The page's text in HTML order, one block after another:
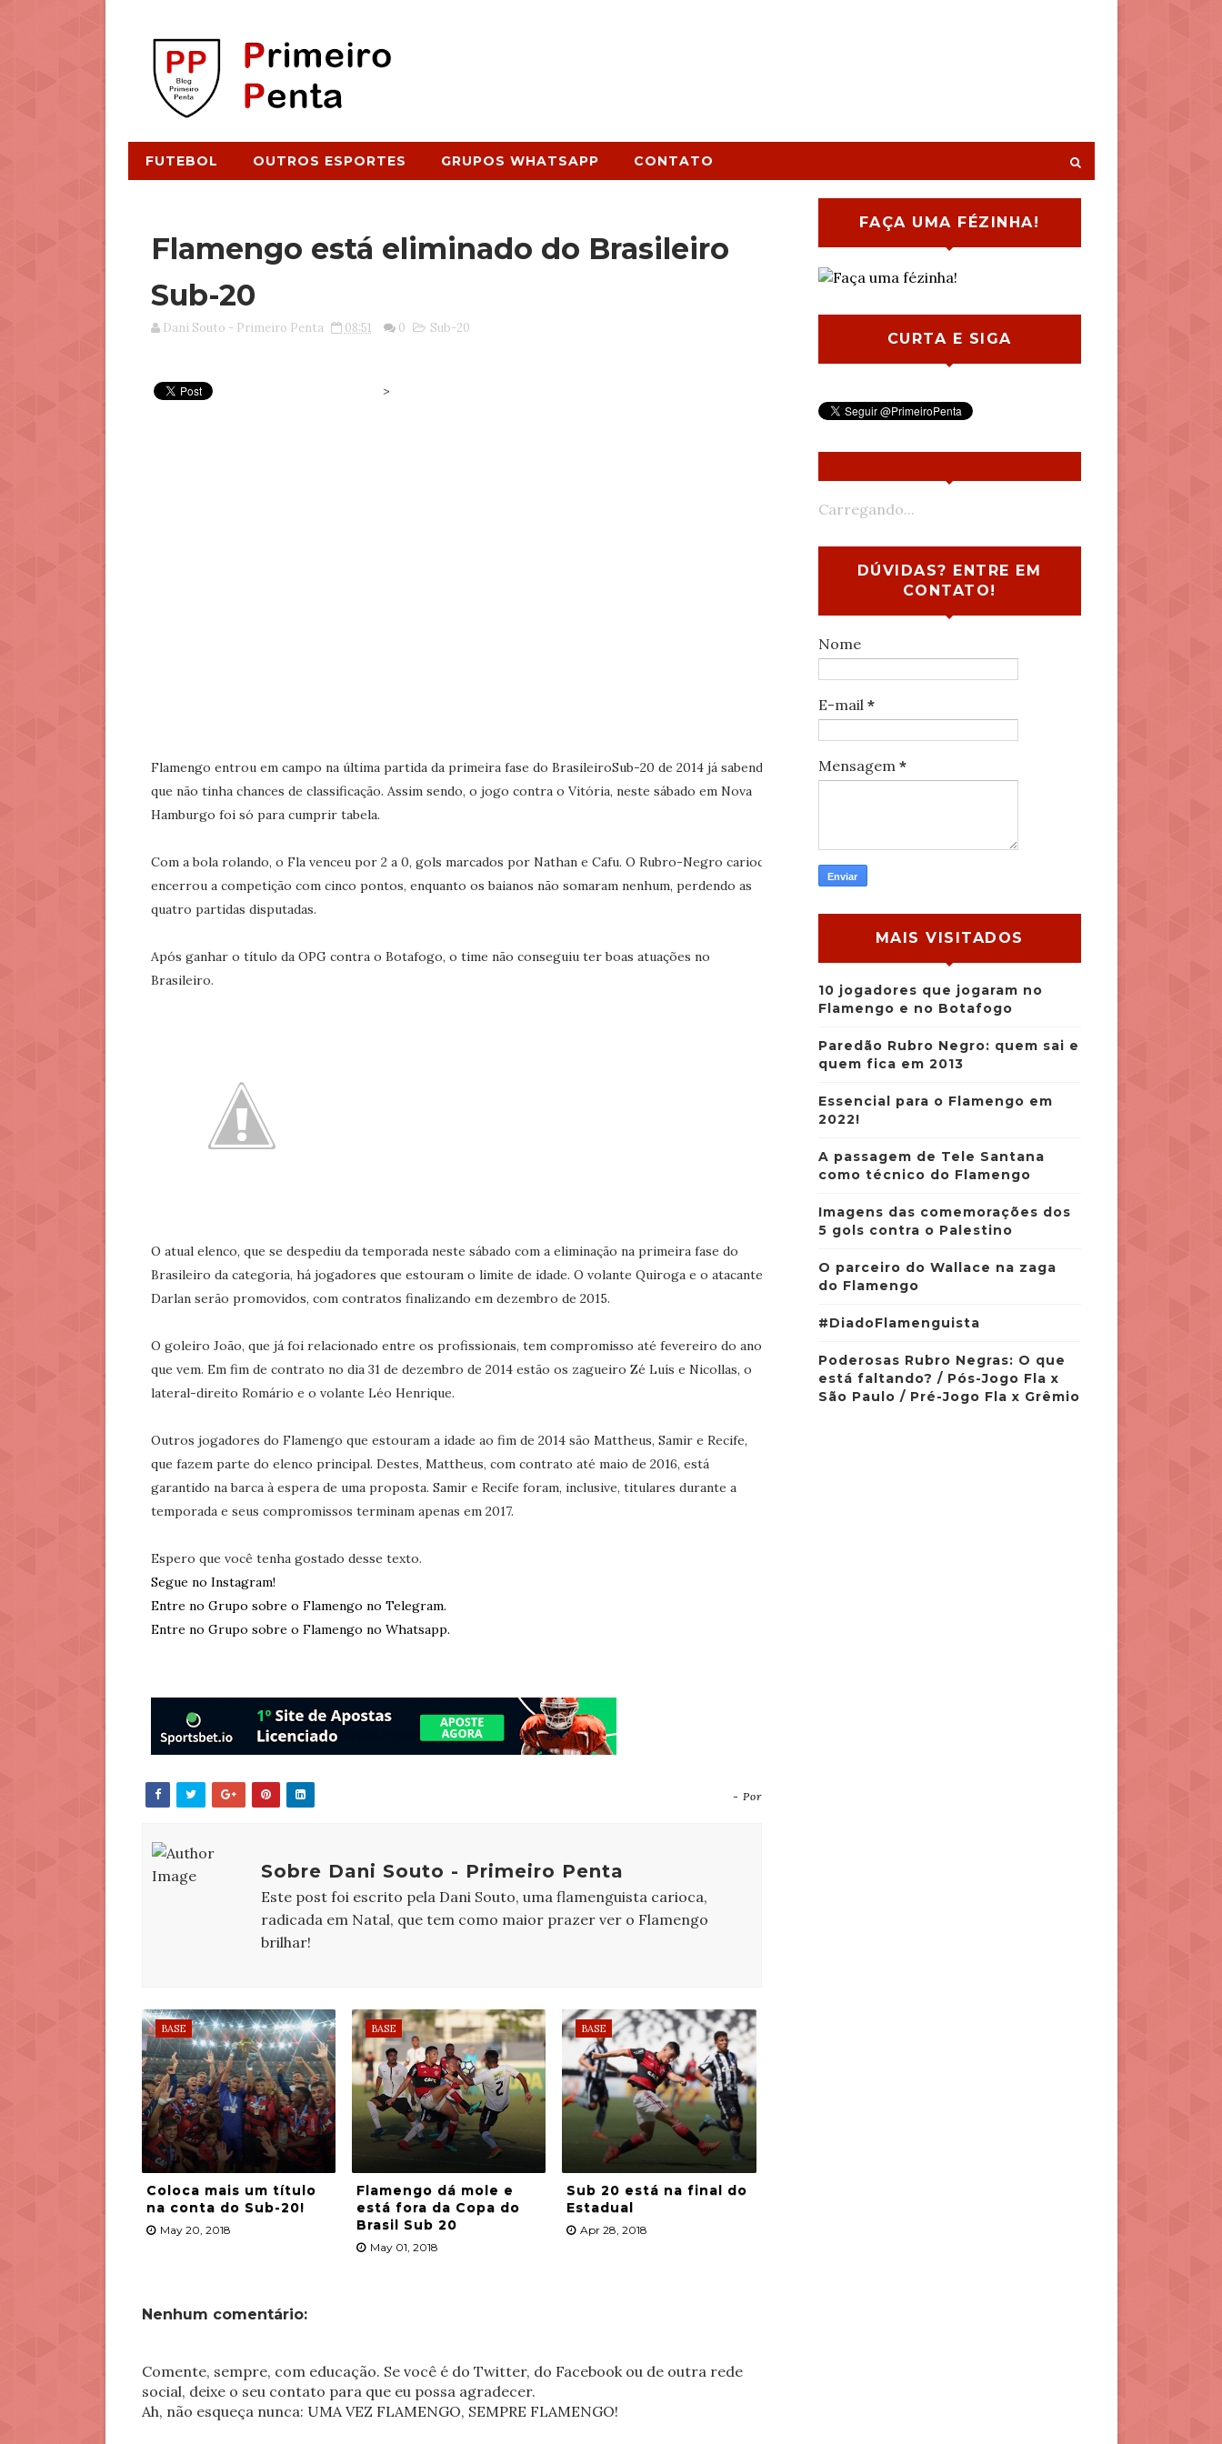
FUTEBOL OUTROS ESPORTES GRUPOS WHATSAPP CONTATO
Flamengo está eliminado do Brasileiro
Sub-20
Dani Souto - Primeiro Penta 08:51 0 Sub-20
>
Flamengo entrou em campo na última partida da primeira fase do BrasileiroSub-20 de 2014 já sabendo
que não tinha chances de classificação. Assim sendo, o jogo contra o Vitória, neste sábado em Nova
Hamburgo foi só para cumprir tabela.
Com a bola rolando, o Fla venceu por 2 a 0, gols marcados por Nathan e Cafu. O Rubro-Negro carioca
encerrou a competição com cinco pontos, enquanto os baianos não somaram nenhum, perdendo as
quatro partidas disputadas.
Após ganhar o título da OPG contra o Botafogo, o time não conseguiu ter boas atuações no
Brasileiro.
O atual elenco, que se despediu da temporada neste sábado com a eliminação na primeira fase do
Brasileiro da categoria, há jogadores que estouram o limite de idade. O volante Quiroga e o atacante
Darlan serão promovidos, com contratos finalizando em dezembro de 2015.
O goleiro João, que já foi relacionado entre os profissionais, tem compromisso até fevereiro do ano
que vem. Em fim de contrato no dia 31 de dezembro de 2014 estão os zagueiro Zé Luís e Nicollas, o
lateral-direito Romário e o volante Léo Henrique.
Outros jogadores do Flamengo que estouram a idade ao fim de 2014 são Mattheus, Samir e Recife,
que fazem parte do elenco principal. Destes, Mattheus, com contrato até maio de 2016, está
garantido na barca à espera de uma proposta. Samir e Recife foram, inclusive, titulares durante a
temporada e seus compromissos terminam apenas em 2017.
Espero que você tenha gostado desse texto.
Segue no Instagram!
Entre no Grupo sobre o Flamengo no Telegram.
Entre no Grupo sobre o Flamengo no Whatsapp.
- Por
Sobre Dani Souto - Primeiro Penta
Este post foi escrito pela Dani Souto, uma flamenguista carioca,
radicada em Natal, que tem como maior prazer ver o Flamengo
brilhar!
BASE
Coloca mais um título
na conta do Sub-20!
May 20, 2018
BASE
Flamengo dá mole e
está fora da Copa do
Brasil Sub 20
May 01, 2018
BASE
Sub 20 está na final do
Estadual
Apr 28, 2018
Nenhum comentário:
Comente, sempre, com educação. Se você é do Twitter, do Facebook ou de outra rede
social, deixe o seu contato para que eu possa agradecer.
Ah, não esqueça nunca: UMA VEZ FLAMENGO, SEMPRE FLAMENGO!
FAÇA UMA FÉZINHA!
CURTA E SIGA
Carregando...
DÚVIDAS? ENTRE EM
CONTATO!
Nome
E-mail *
Mensagem *
MAIS VISITADOS
10 jogadores que jogaram no
Flamengo e no Botafogo
Paredão Rubro Negro: quem sai e
quem fica em 2013
Essencial para o Flamengo em
2022!
A passagem de Tele Santana
como técnico do Flamengo
Imagens das comemorações dos
5 gols contra o Palestino
O parceiro do Wallace na zaga
do Flamengo
#DiadoFlamenguista
Poderosas Rubro Negras: O que
está faltando? / Pós-Jogo Fla x
São Paulo / Pré-Jogo Fla x Grêmio